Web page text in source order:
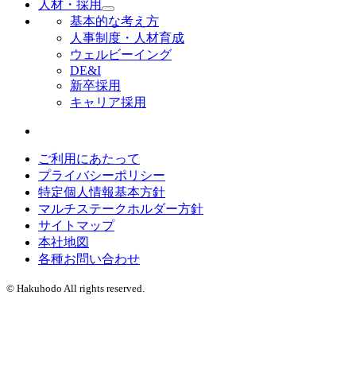
人材・採用
基本的な考え方
人事制度・人材育成
ウェルビーイング
DE&I
新卒採用
キャリア採用
ご利用にあたって
プライバシーポリシー
特定個人情報基本方針
マルチステークホルダー方針
サイトマップ
本社地図
各種お問い合わせ
© Hakuhodo All rights reserved.